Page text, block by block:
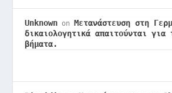
Unknown on Μετανάστευση στη
δικαιολογητικά απαιτούνται για
βήματα.